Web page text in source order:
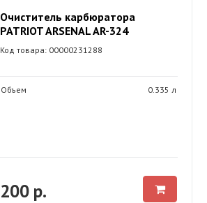
Очиститель карбюратора
PATRIOT ARSENAL AR-324
Код товара: 00000231288
Объем 0.335 л
200 р.